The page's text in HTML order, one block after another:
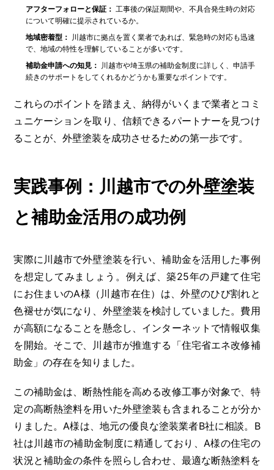
アフターフォローと保証： 工事後の保証期間や、不具合発生時の対応
について明確に提示されているか。
地域密着型： 川越市に拠点を置く業者であれば、緊急時の対応も迅速
で、地域の特性を理解していることが多いです。
補助金申請への知見： 川越市や埼玉県の補助金制度に詳しく、申請手
続きのサポートをしてくれるかどうかも重要なポイントです。
これらのポイントを踏まえ、納得がいくまで業者とコミ
ュニケーションを取り、信頼できるパートナーを見つけ
ることが、外壁塗装を成功させるための第一歩です。
実践事例：川越市での外壁塗装
と補助金活用の成功例
実際に川越市で外壁塗装を行い、補助金を活用した事例
を想定してみましょう。例えば、築25年の戸建て住宅
にお住まいのA様（川越市在住）は、外壁のひび割れと
色褪せが気になり、外壁塗装を検討していました。費用
が高額になることを懸念し、インターネットで情報収集
を開始。そこで、川越市が推進する「住宅省エネ改修補
助金」の存在を知りました。
この補助金は、断熱性能を高める改修工事が対象で、特
定の高断熱塗料を用いた外壁塗装も含まれることが分か
りました。A様は、地元の優良な塗装業者B社に相談。B
社は川越市の補助金制度に精通しており、A様の住宅の
状況と補助金の条件を照らし合わせ、最適な断熱塗料を